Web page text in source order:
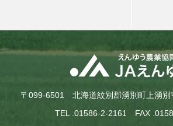
〒099-6501 北海道紋別郡湧別町上湧別
TEL .01586-2-2161 FAX